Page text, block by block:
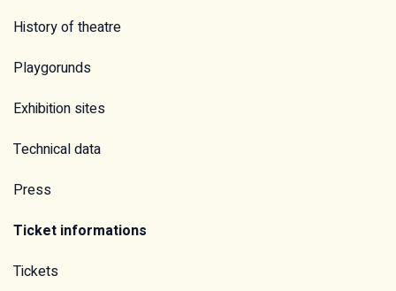
History of theatre
Playgorunds
Exhibition sites
Technical data
Press
Ticket informations
Tickets